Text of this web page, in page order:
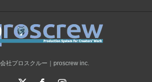
社プロスクルー｜proscrew inc.